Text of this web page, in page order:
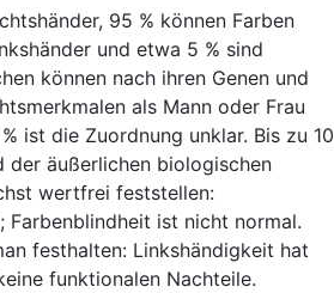
95 % können Farben
und etwa 5 % sind
können nach ihren Genen und
als Mann oder Frau
ist die Zuordnung unklar. Bis zu 10
der äußerlichen biologischen
wertfrei feststellen:
Farbenblindheit ist nicht normal.
festhalten: Linkshändigkeit hat
funktionalen Nachteile.